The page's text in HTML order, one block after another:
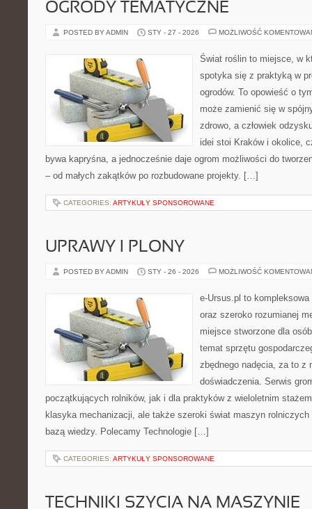
OGRODY TEMATYCZNE
POSTED BY ADMIN STY - 27 - 2026 MOŻLIWOŚĆ
Świat roślin to miejsce, w
spotyka się z praktyką w
ogrodów. To opowieść o
może zamienić się w
zdrowo, a człowiek
idei stoi Kraków i okolice,
bywa kapryśna, a jednocześnie daje ogrom możliwości do
– od małych zakątków po rozbudowane projekty. […]
CATEGORIES: ARTYKUŁY SPONSOROWANE
UPRAWY I PLONY
POSTED BY ADMIN STY - 26 - 2026 MOŻLIWOŚĆ
e-Ursus.pl to
oraz szeroko rozumianej
miejsce stworzone dla
temat sprzętu
zbędnego nadęcia, za to z
doświadczenia. Serwis
początkujących rolników, jak i dla praktyków z wieloletnim
klasyka mechanizacji, ale także szeroki świat maszyn
bazą wiedzy. Polecamy Technologie […]
CATEGORIES: ARTYKUŁY SPONSOROWANE
TECHNIKI SZYCIA NA MASZYNIE